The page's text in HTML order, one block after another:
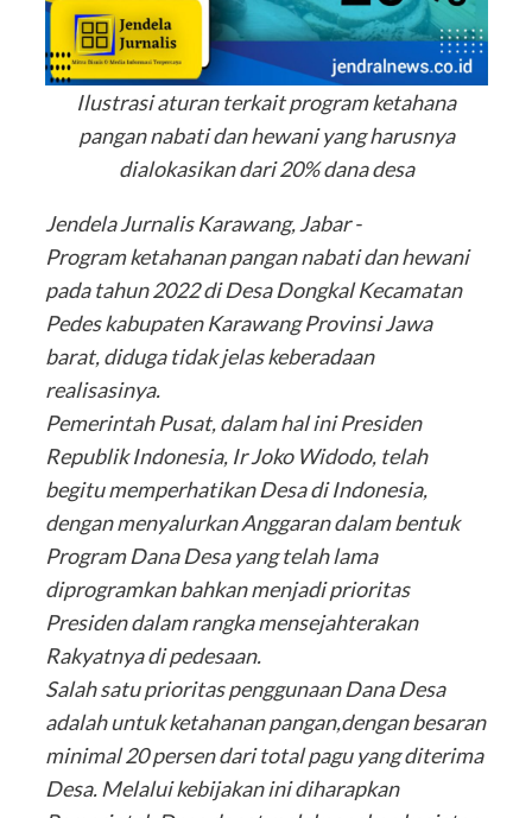
Ilustrasi aturan terkait program ketahana
pangan nabati dan hewani yang harusnya
dialokasikan dari 20% dana desa
Jendela Jurnalis Karawang, Jabar -
Program ketahanan pangan nabati dan hewani
pada tahun 2022 di Desa Dongkal Kecamatan
Pedes kabupaten Karawang Provinsi Jawa
barat, diduga tidak jelas keberadaan
realisasinya.
Pemerintah Pusat, dalam hal ini Presiden
Republik Indonesia, Ir Joko Widodo, telah
begitu memperhatikan Desa di Indonesia,
dengan menyalurkan Anggaran dalam bentuk
Program Dana Desa yang telah lama
diprogramkan bahkan menjadi prioritas
Presiden dalam rangka mensejahterakan
Rakyatnya di pedesaan.
Salah satu prioritas penggunaan Dana Desa
adalah untuk ketahanan pangan,dengan besaran
minimal 20 persen dari total pagu yang diterima
Desa. Melalui kebijakan ini diharapkan